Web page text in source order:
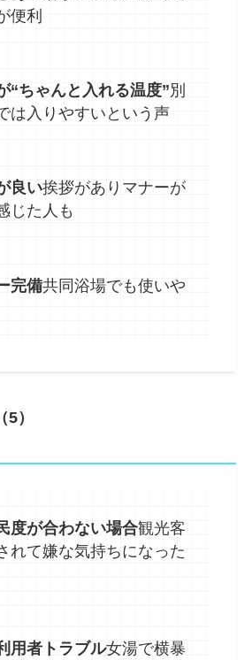
便利
“ちゃんと入れる温度”別
は入りやすいという声
良い挨拶がありマナーが
じた人も
完備共同浴場でも使いや
）
度が合わない場合観光客
れて嫌な気持ちになった
用者トラブル女湯で横暴